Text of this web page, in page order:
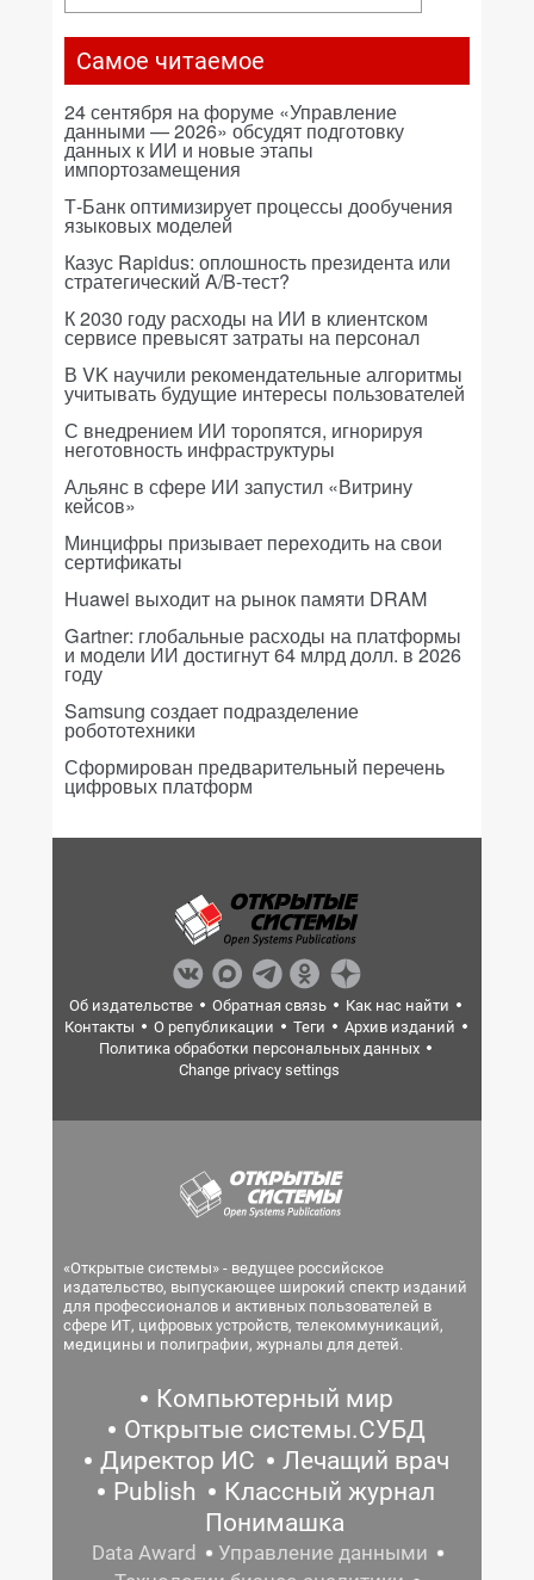
Самое читаемое
24 сентября на форуме «Управление
данными — 2026» обсудят подготовку
данных к ИИ и новые этапы
импортозамещения
Т-Банк оптимизирует процессы дообучения
языковых моделей
Казус Rapidus: оплошность президента или
стратегический A/B-тест?
К 2030 году расходы на ИИ в клиентском
сервисе превысят затраты на персонал
В VK научили рекомендательные алгоритмы
учитывать будущие интересы пользователей
С внедрением ИИ торопятся, игнорируя
неготовность инфраструктуры
Альянс в сфере ИИ запустил «Витрину
кейсов»
Минцифры призывает переходить на свои
сертификаты
Huawei выходит на рынок памяти DRAM
Gartner: глобальные расходы на платформы
и модели ИИ достигнут 64 млрд долл. в 2026
году
Samsung создает подразделение
робототехники
Сформирован предварительный перечень
цифровых платформ
Об издательстве Обратная связь
Как нас найти
Контакты
О републикации Теги
Архив изданий
Политика обработки персональных данных
Change privacy settings
«Открытые системы» - ведущее российское
издательство, выпускающее широкий спектр изданий
для профессионалов и активных пользователей в
сфере ИТ, цифровых устройств, телекоммуникаций,
медицины и полиграфии, журналы для детей.
Компьютерный мир
Открытые системы.СУБД
Директор ИС
Лечащий врач
Publish
Классный журнал
Понимашка
Data Award
Управление данными